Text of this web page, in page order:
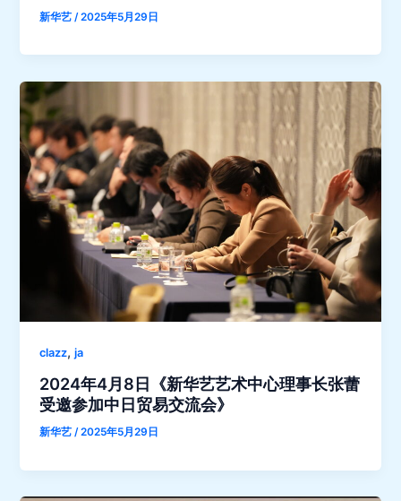
新华艺 /2025年5月29日
clazz,ja
2024年4月8日《新华艺艺术中心理事长张蕾
受邀参加中日贸易交流会》
新华艺/2025年5月29日